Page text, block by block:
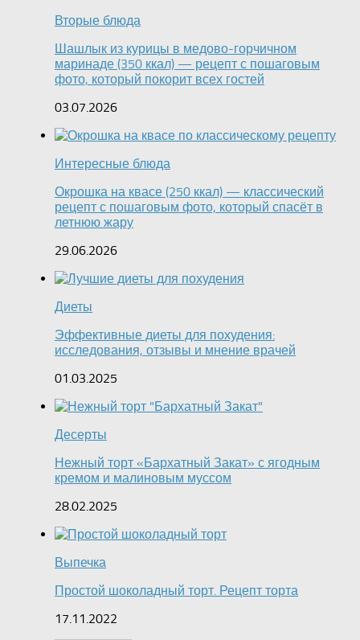
Вторые блюда
Шашлык из курицы в медово-горчичном
маринаде (350 ккал) — рецепт с пошаговым
фото, который покорит всех гостей
03.07.2026
Интересные блюда
Окрошка на квасе (250 ккал) — классический
рецепт с пошаговым фото, который спасёт в
летнюю жару
29.06.2026
Диеты
Эффективные диеты для похудения:
исследования, отзывы и мнение врачей
01.03.2025
Десерты
Нежный торт «Бархатный Закат» с ягодным
кремом и малиновым муссом
28.02.2025
Выпечка
Простой шоколадный торт. Рецепт торта
17.11.2022